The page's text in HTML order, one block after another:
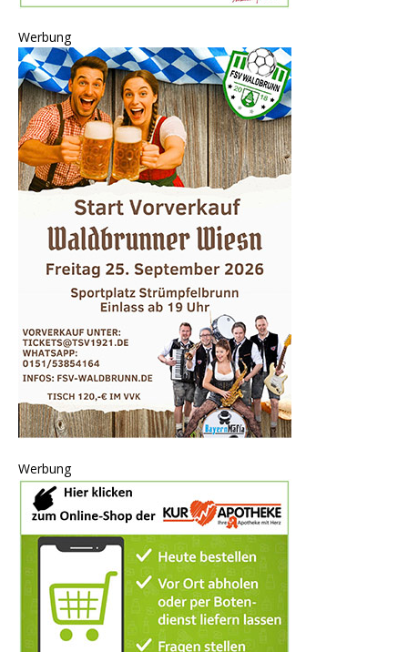
Werbung
Werbung